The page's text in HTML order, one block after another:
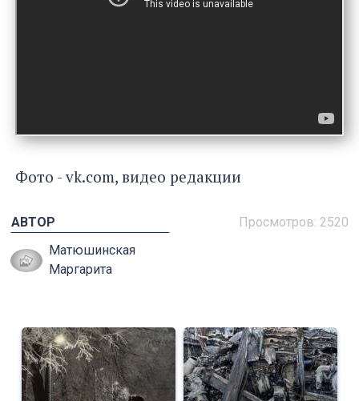
Фото - vk.com, видео редакции
Просмотров: 2520
АВТОР
Матюшинская
Маргарита